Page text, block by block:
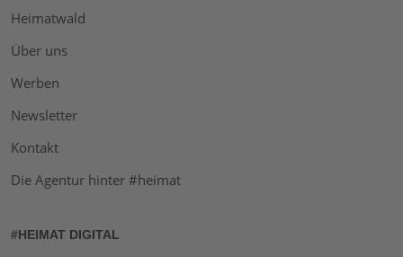
Heimatwald
Über uns
Werben
Newsletter
Kontakt
Die Agentur hinter #heimat
#HEIMAT DIGITAL